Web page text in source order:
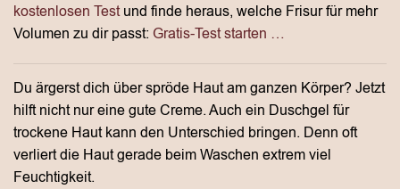
kostenlosen Testund finde heraus, welche Frisur für mehr
Volumen zu dir passt: Gratis-Test starten …
Du ärgerst dich über spröde Haut am ganzen Körper? Jetzt
hilft nicht nur eine gute Creme. Auch ein Duschgel für
trockene Haut kann den Unterschied bringen. Denn oft
verliert die Haut gerade beim Waschen extrem viel
Feuchtigkeit.